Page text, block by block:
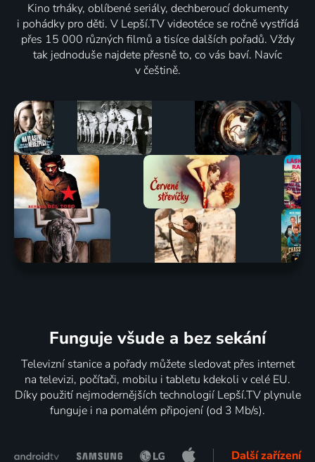
Kino trháky, oblíbené seriály, dechberoucí dokumenty
i pohádky pro děti. V Lepší.TV videotéce se ročně vystřídá
přes 15 000 různých filmů a tisíce dalších pořadů. Vždy
tak jednoduše najdete přesně to, co vás baví. Navíc
v češtině.
Funguje všude a bez sekání
Televizní stanice a pořady můžete sledovat přes internet
na televizi, počítači, mobilu i tabletu kdekoli v celé EU.
Díky použití nejmodernějších technologií Lepší.TV plynule
funguje i na pomalém připojení (od 3 Mb/s).
Další zařízení